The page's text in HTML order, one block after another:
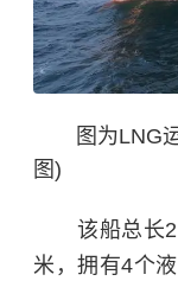
图为LNG
图)
该船总长
米，拥有4个